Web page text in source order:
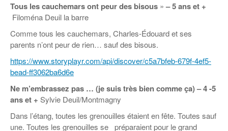
Tous les cauchemars ont peur des bisous » – 5 ans et +
Filoména Deuil la barre
Comme tous les cauchemars, Charles-Édouard et ses
parents n’ont peur de rien… sauf des bisous.
https://www.storyplayr.com/api/discover/c5a7bfeb-679f-4ef5-
bead-ff3062ba6d6e
Ne m’embrassez pas … (je suis très bien comme ça) – 4 -5
ans et + Sylvie Deuil/Montmagny
Dans l’étang, toutes les grenouilles étaient en fête. Toutes sauf
une. Toutes les grenouilles se préparaient pour le grand